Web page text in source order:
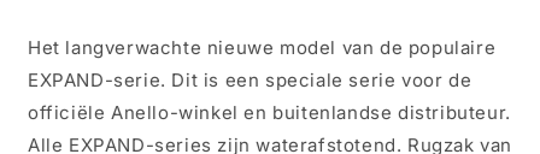
Expand-
3
Grijs
4584
Expand-
3
Grijs
4584
Het langverwachte nieuwe model van de populaire
EXPAND-serie. Dit is een speciale serie voor de
officiële Anello-winkel en buitenlandse distributeur.
Alle EXPAND-series zijn waterafstotend. Rugzak van